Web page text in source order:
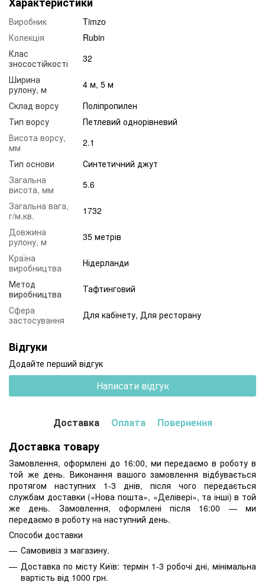
Виробник
Timzo
Колекція
Rubin
Клас
зносостійкості
32
Ширина
рулону, м
4 м, 5 м
Склад ворсу
Поліпропилен
Тип ворсу
Петлевий однорівневий
Висота ворсу,
мм
2.1
Тип основи
Синтетичний джут
Загальна
висота, мм
5.6
Загальна вага,
г/м.кв.
1732
Довжина
рулону, м
35 метрів
Країна
виробництва
Нідерланди
Метод
виробництва
Тафтинговий
Сфера
застосування
Для кабінету, Для ресторану
Відгуки
Додайте перший відгук
Написати відгук
Доставка Оплата Повернення
Доставка товару
Замовлення, оформлені до 16:00, ми передаємо в роботу в
той же день. Виконання вашого замовлення відбувається
протягом наступних 1-3 днів, після чого передається
службам доставки («Нова пошта», «Делівері», та інші) в той
же день. Замовлення, оформлені після 16:00 — ми
передаємо в роботу на наступний день.
Способи доставки
Самовивіз з магазину.
Доставка по місту Київ: термін 1-3 робочі дні, мінімальна
вартість від 1000 грн.